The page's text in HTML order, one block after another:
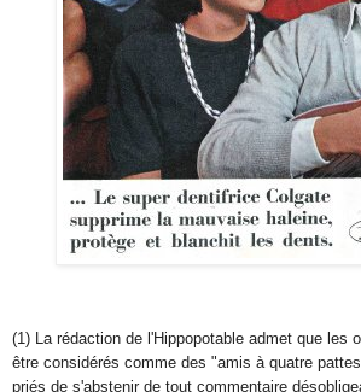
(1) La rédaction de l'Hippopotable admet que les
être considérés comme des "amis à quatre
priés de s'abstenir de tout commentaire